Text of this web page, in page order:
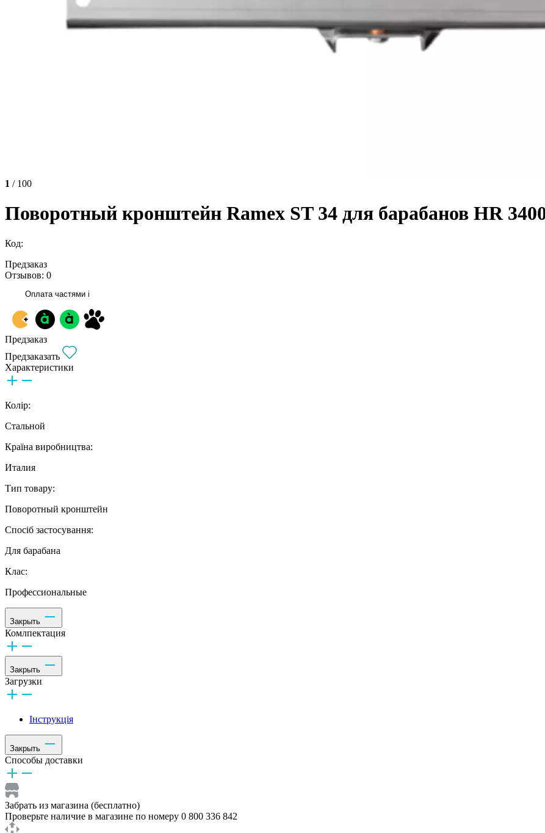
1 / 100
Поворотный кронштейн Ramex ST 34 для барабанов HR
Код:
Предзаказ
Отзывов: 0
Оплата частями i
Предзаказ
Предзаказать
Характеристики
Колір:
Стальной
Країна виробництва:
Италия
Тип товару:
Поворотный кронштейн
Спосіб застосування:
Для барабана
Клас:
Профессиональные
Закрыть
Комлпектация
Закрыть
Загрузки
Інструкція
Закрыть
Способы доставки
Забрать из магазина (бесплатно)
Проверьте наличие в магазине по номеру 0 800 336 842